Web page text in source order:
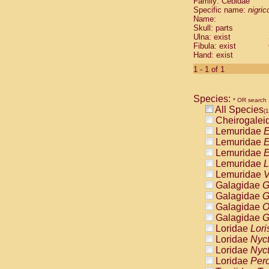
Cebidae
Cebidae
Cebidae
Cebidae
Cebidae
Cebidae
Cebidae
Cebidae
Cebidae
Cebidae
Cebidae
Cebidae
Atelidae
Atelidae
Atelidae
Atelidae
Atelidae
Atelidae
Atelidae
Atelidae
Atelidae
Atelidae
Pitheciidae
Specific name:
Name:
Skull: parts
Ulna: exist
Fibula: exist
Hand: exist
1 - 1 of 1
Species: * OR search
All Species
Lemuridae
Lemuridae
Lemuridae
Lemuridae
Lemuridae
Galagidae
Galagidae
Galagidae
Galagidae
Loridae
Loridae
Loridae
Loridae